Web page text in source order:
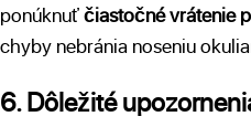
ponúknuťčiastočné vrátenie
chyby nebránia noseniu
6. Dôležité